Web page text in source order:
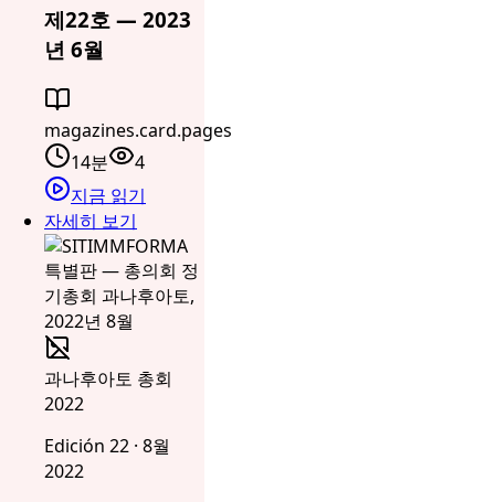
제22호 — 2023
년 6월
magazines.card.pages
14분
4
지금 읽기
자세히 보기
과나후아토 총회
2022
Edición 22 · 8월
2022